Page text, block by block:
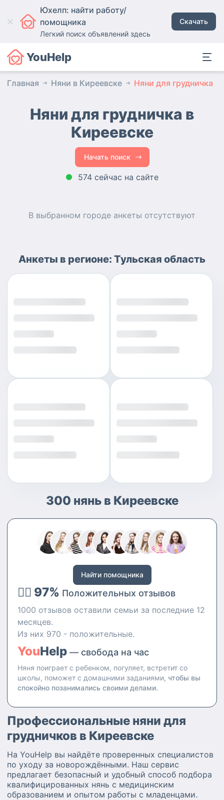
Юхелп: найти работу/
помощника
Легкий поиск объявлений здесь
Скачать
YouHelp
Главная Няни в Киреевске Няни для грудничка
Няни для грудничка в
Киреевске
Начать поиск
574 сейчас на сайте
В выбранном городе анкеты отсутствуют
Анкеты в регионе: Тульская область
300 нянь в Киреевске
Найти помощника
👍🏻 97% Положительных отзывов
1000 отзывов оставили семьи за последние 12
месяцев.
Из них 970 - положительные.
YouHelp — свобода на час
Няня поиграет с ребенком, погуляет, встретит со
школы, поможет с домашними заданиями, чтобы вы
спокойно позанимались своими делами.
Профессиональные няни для
грудничков в Киреевске
На YouHelp вы найдёте проверенных специалистов
по уходу за новорождёнными. Наш сервис
предлагает безопасный и удобный способ подбора
квалифицированных нянь с медицинским
образованием и опытом работы с младенцами.